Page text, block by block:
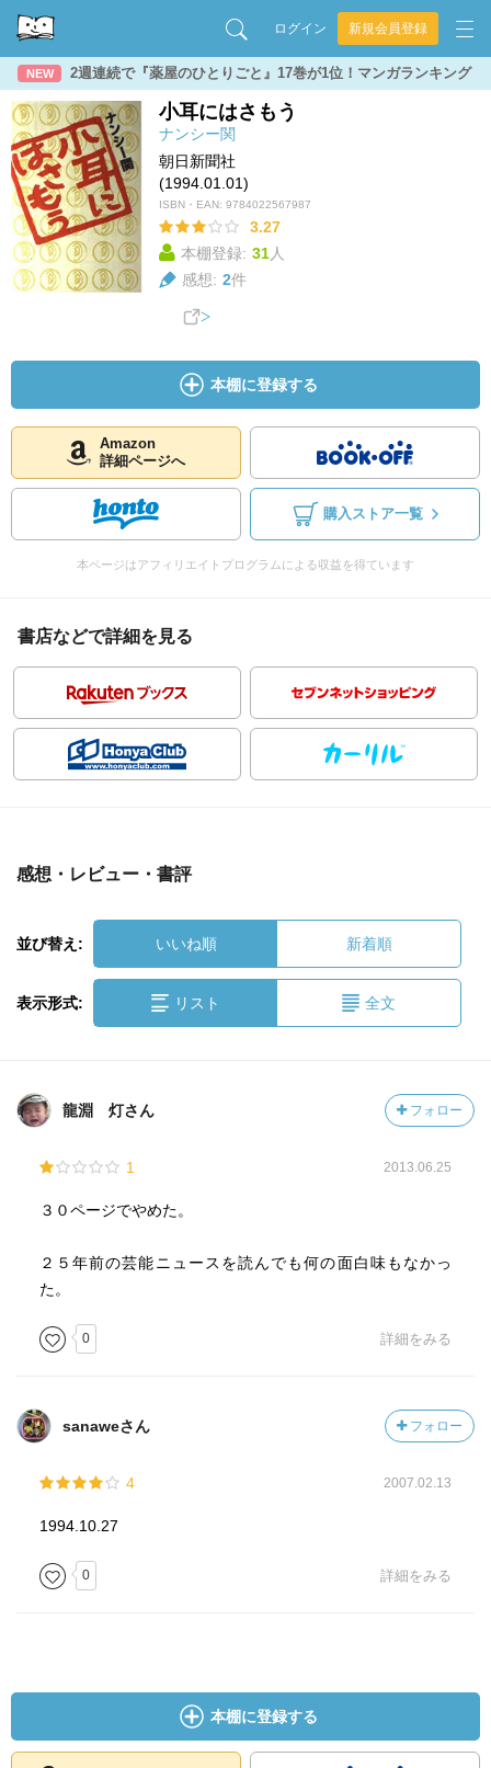
ログイン 新規会員登録
NEW 2週連続で『薬屋のひとりごと』17巻が1位！マンガランキング
小耳にはさもう
ナンシー関
朝日新聞社
(1994.01.01)
ISBN・EAN: 9784022567987
3.27
本棚登録: 31人
感想: 2件
本棚に登録する
Amazon
詳細ページへ
購入ストア一覧
本ページはアフィリエイトプログラムによる収益を得ています
書店などで詳細を見る
感想・レビュー・書評
並び替え: いいね順 新着順
表示形式: リスト 全文
龍淵 灯さん フォロー
1 2013.06.25
３０ページでやめた。
２５年前の芸能ニュースを読んでも何の面白味もなかっ
た。
0 詳細をみる
sanaweさん フォロー
4 2007.02.13
1994.10.27
0 詳細をみる
本棚に登録する